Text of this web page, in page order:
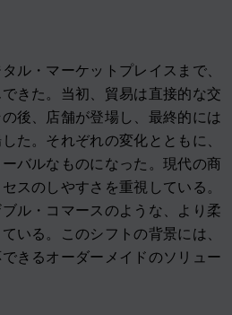
ル・マーケットプレイスまで、
きた。当初、貿易は直接的な交
後、店舗が登場し、最終的には
た。それぞれの変化とともに、
バルなものになった。現代の商
スのしやすさを重視している。
ル・コマースのような、より柔
いる。このシフトの背景には、
きるオーダーメイドのソリュー